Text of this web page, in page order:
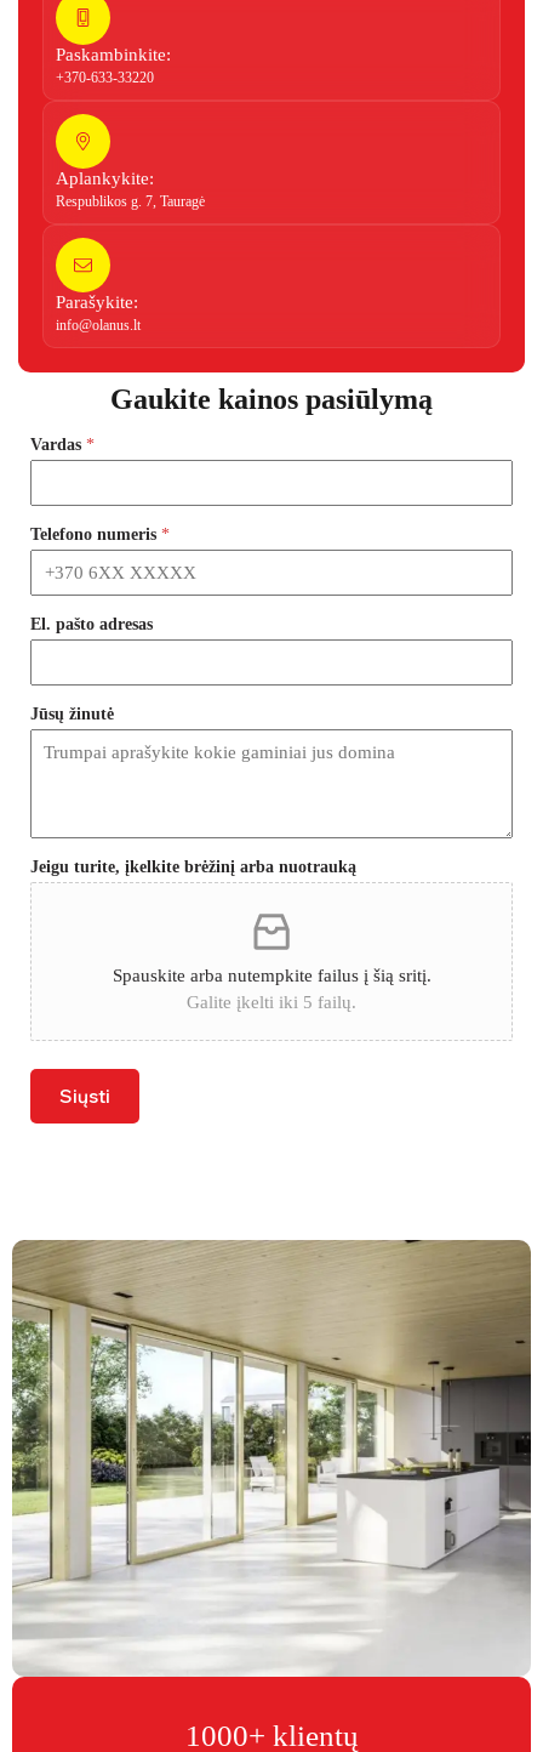
Paskambinkite:
+370-633-33220
Aplankykite:
Respublikos g. 7, Tauragė
Parašykite:
info@olanus.lt
Gaukite kainos pasiūlymą
Vardas *
Telefono numeris *
El. pašto adresas
Jūsų žinutė
Jeigu turite, įkelkite brėžinį arba nuotrauką
Spauskite arba nutempkite failus į šią sritį.
Galite įkelti iki 5 failų.
Siųsti
1000+ klientų